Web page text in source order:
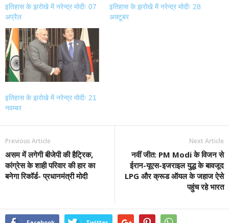
इतिहास के झरोखे में नरेन्द्र मोदीः 07
अप्रैल
इतिहास के झरोखे में नरेन्द्र मोदीः 28
अक्टूबर
इतिहास के झरोखे में नरेन्द्र मोदीः 21
नवम्बर
Previous Article
असम में लगेगी बीजेपी की हैट्रिक,
कांग्रेस के शाही परिवार की हार का
बनेगा रिकॉर्ड- प्रधानमंत्री मोदी
Next Article
नवीं जीत: PM Modi के विजन से
ईरान-यूएस-इजराइल युद्ध के बावजूद
LPG और क्रूड ऑयल के जहाज ऐसे
पहुंच रहे भारत